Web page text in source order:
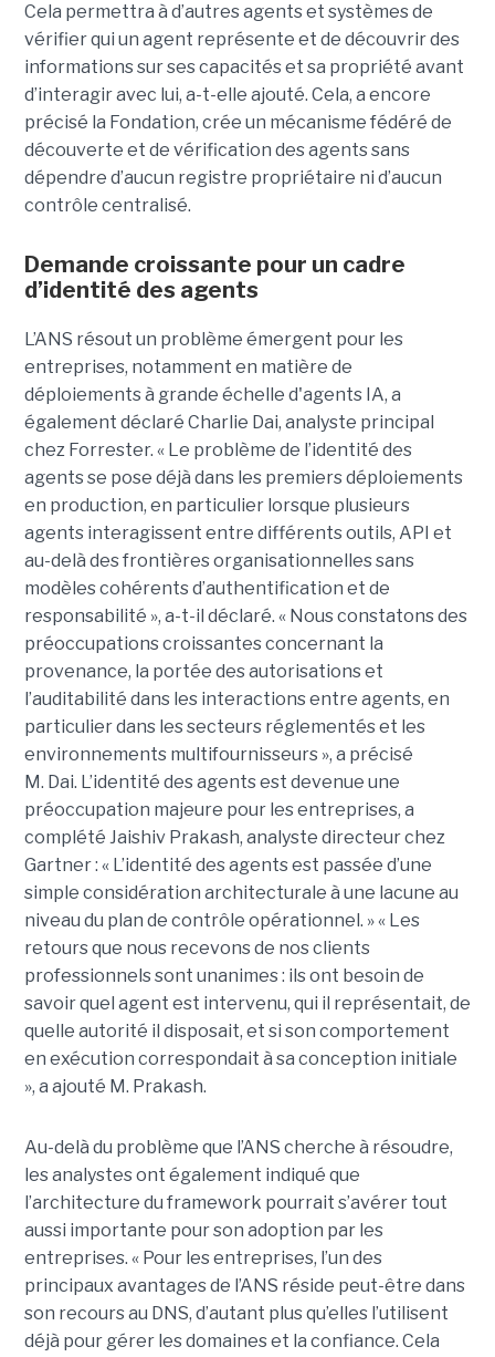
Cela permettra à d’autres agents et systèmes de
vérifier qui un agent représente et de découvrir des
informations sur ses capacités et sa propriété avant
d’interagir avec lui, a-t-elle ajouté. Cela, a encore
précisé la Fondation, crée un mécanisme fédéré de
découverte et de vérification des agents sans
dépendre d’aucun registre propriétaire ni d’aucun
contrôle centralisé.
Demande croissante pour un cadre
d’identité des agents
L’ANS résout un problème émergent pour les
entreprises, notamment en matière de
déploiements à grande échelle d'agents IA, a
également déclaré Charlie Dai, analyste principal
chez Forrester. « Le problème de l’identité des
agents se pose déjà dans les premiers déploiements
en production, en particulier lorsque plusieurs
agents interagissent entre différents outils, API et
au-delà des frontières organisationnelles sans
modèles cohérents d’authentification et de
responsabilité », a-t-il déclaré. « Nous constatons des
préoccupations croissantes concernant la
provenance, la portée des autorisations et
l’auditabilité dans les interactions entre agents, en
particulier dans les secteurs réglementés et les
environnements multifournisseurs », a précisé
M. Dai. L’identité des agents est devenue une
préoccupation majeure pour les entreprises, a
complété Jaishiv Prakash, analyste directeur chez
Gartner : « L’identité des agents est passée d’une
simple considération architecturale à une lacune au
niveau du plan de contrôle opérationnel. »« Les
retours que nous recevons de nos clients
professionnels sont unanimes : ils ont besoin de
savoir quel agent est intervenu, qui il représentait, de
quelle autorité il disposait, et si son comportement
en exécution correspondait à sa conception initiale
», a ajouté M. Prakash.
Au-delà du problème que l’ANS cherche à résoudre,
les analystes ont également indiqué que
l’architecture du framework pourrait s’avérer tout
aussi importante pour son adoption par les
entreprises. « Pour les entreprises, l’un des
principaux avantages de l’ANS réside peut-être dans
son recours au DNS, d’autant plus qu’elles l’utilisent
déjà pour gérer les domaines et la confiance. Cela